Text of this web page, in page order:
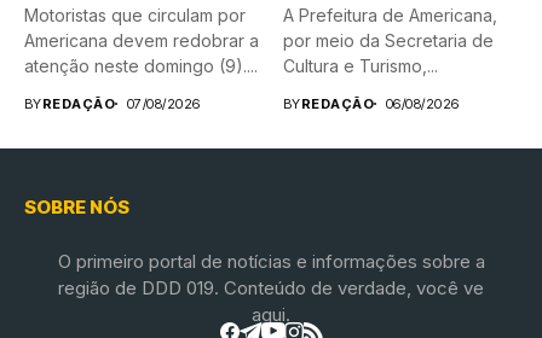
Motoristas que circulam por
Americana devem redobrar a
atenção neste domingo (9)....
BYREDAÇÃO 07/08/2026
A Prefeitura de Americana,
por meio da Secretaria de
Cultura e Turismo,...
BYREDAÇÃO 06/08/2026
SOBRE NÓS
O primeiro portal de notícias e informações sobre a
região de DDD 019. Conteúdo de verdade, você ve
aqui.